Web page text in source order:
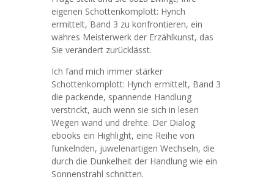
eigenen Schottenkomplott: Hynch
ermittelt, Band 3 zu konfrontieren, ein
wahres Meisterwerk der Erzählkunst, das
Sie verändert zurücklässt.
Ich fand mich immer stärker
Schottenkomplott: Hynch ermittelt, Band 3
die packende, spannende Handlung
verstrickt, auch wenn sie sich in lesen
Wegen wand und drehte. Der Dialog
ebooks ein Highlight, eine Reihe von
funkelnden, juwelenartigen Wechseln, die
durch die Dunkelheit der Handlung wie ein
Sonnenstrahl schnitten.